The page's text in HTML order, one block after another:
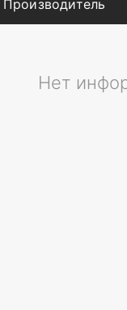
Производитель
Нет